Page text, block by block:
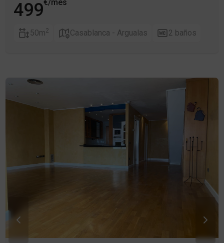
499€/mes
50m2 Casablanca - Argualas 2 baños